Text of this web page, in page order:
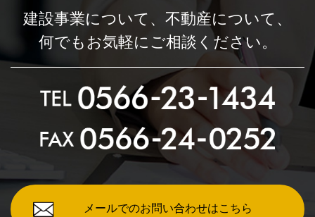
建設事業について、 不動産について、
何でもお気軽にご相談ください。
メールでのお問い合わせはこちら